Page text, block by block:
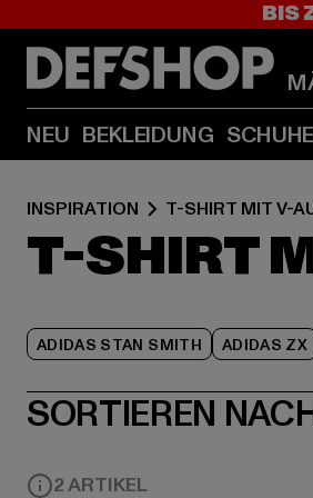
BIS
NEU BEKLEIDUNG SCHUHE
INSPIRATION T-SHIRT MIT V-
T-SHIRT
ADIDAS STAN SMITH ADIDAS ZX
SORTIEREN
2 ARTIKEL